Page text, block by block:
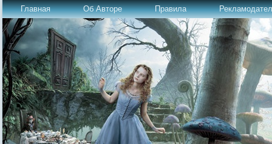
Главная Об Авторе Правила